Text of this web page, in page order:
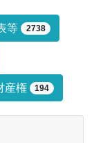
条件で
等 2738
産権 194